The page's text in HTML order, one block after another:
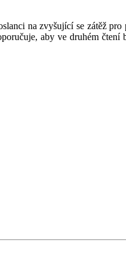
na zvyšující se zátěž pro
aby ve druhém